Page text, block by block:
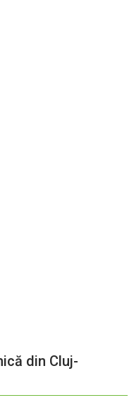
din Cluj-